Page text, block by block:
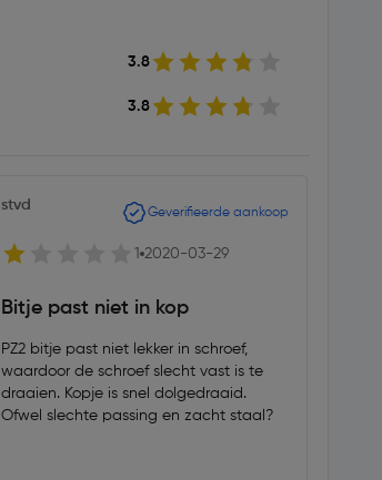
3.8
3.8
stvd Geverifieerde aankoop
1 2020-03-29
Bitje past niet in kop
PZ2 bitje past niet lekker in schroef,
waardoor de schroef slecht vast is te
draaien. Kopje is snel dolgedraaid.
Ofwel slechte passing en zacht staal?